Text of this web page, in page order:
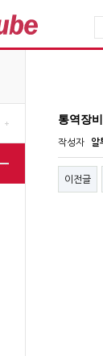
통역장
작성자 알
이전글